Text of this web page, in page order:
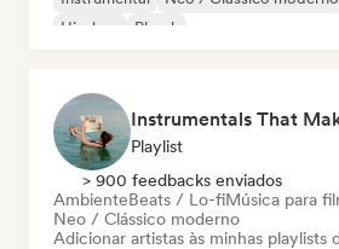
Hip-hop
Phonk
Playlist
> 900 feedbacks enviados
AmbienteBeats / Lo-fiMúsica para
Neo / Clássico moderno
Adicionar artistas às minhas playlists